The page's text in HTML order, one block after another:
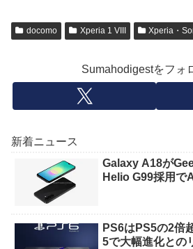
docomo Xperia 1 VIII Xperia・
Sumahodigestをフォ
新着ニュース
Galaxy A18が
Helio G99採用
PS6はPS5の2倍
5で大幅進化との